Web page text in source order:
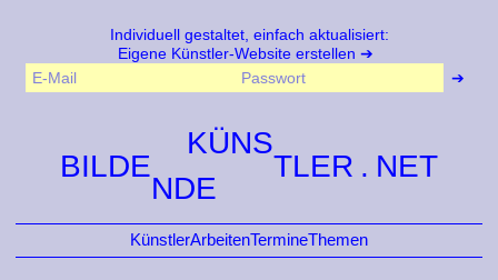
Individuell gestaltet, einfach aktualisiert:
Eigene Künstler-Website erstellen
BILDE
NDE
KÜNS
TLER
KünstlerArbeitenTermineThemen